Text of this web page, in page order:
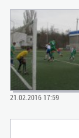
21.02.2016 17:59